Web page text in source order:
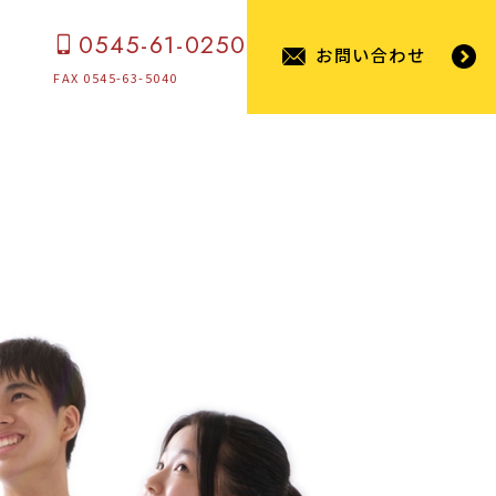
0545-61-0250
FAX 0545-63-5040
お問い合わせ